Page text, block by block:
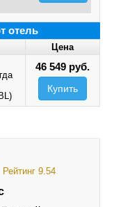
отель
Цена
46 549 руб.
Купить
Рейтинг 9.54